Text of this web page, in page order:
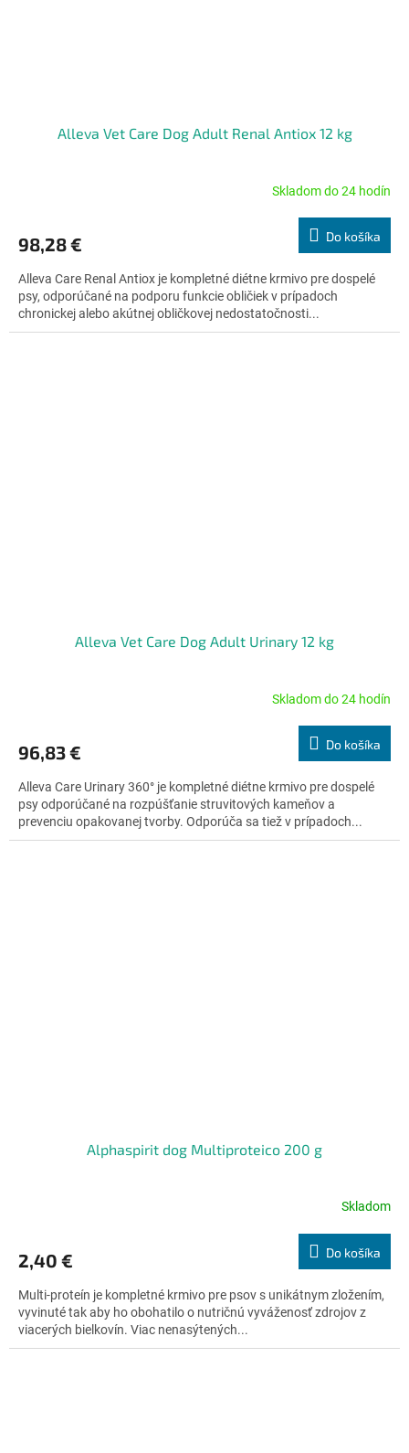
Alleva Vet Care Dog Adult Renal Antiox 12 kg
je
z
5
hviezdičiek.
Skladom do 24 hodín
98,28 € Do košíka
Alleva Care Renal Antiox je kompletné diétne krmivo pre dospelé
psy, odporúčané na podporu funkcie obličiek v prípadoch
chronickej alebo akútnej obličkovej nedostatočnosti...
Alleva Vet Care Dog Adult Urinary 12 kg
je
z
5
hviezdičiek.
Skladom do 24 hodín
96,83 € Do košíka
Alleva Care Urinary 360° je kompletné diétne krmivo pre dospelé
psy odporúčané na rozpúšťanie struvitových kameňov a
prevenciu opakovanej tvorby. Odporúča sa tiež v prípadoch...
Alphaspirit dog Multiproteico 200 g
je
z
5
hviezdičiek.
Skladom
2,40 € Do košíka
Multi-proteín je kompletné krmivo pre psov s unikátnym zložením,
vyvinuté tak aby ho obohatilo o nutričnú vyváženosť zdrojov z
viacerých bielkovín. Viac nenasýtených...